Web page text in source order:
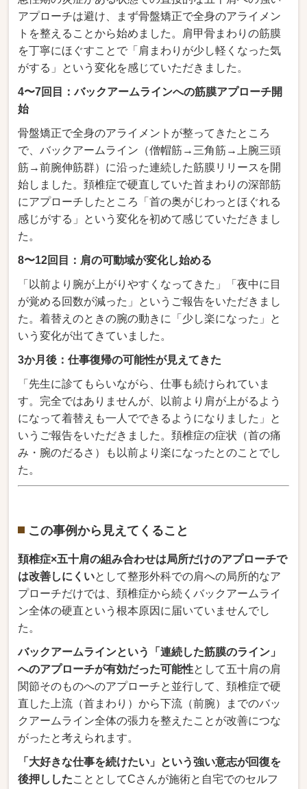
アプローチは避け、まず骨盤矯正で全身のアライメン
ト を整えることから始めま した。肩甲骨まわりの筋膜
を丁寧にほぐすことで 「肩まわりが少し軽 くなった気
がする」という変化を感じていただきました。
4〜7回目：バックアームラインへの筋膜アプローチ開
始
骨盤矯正で全身のアライメントが整って きたところ
で、バックアー ムライン（僧帽筋→三角筋→上腕三頭
筋→前腕伸筋群） に沿った連続した筋膜リリースを開
始しました。頚椎症で硬直していた首まわりの深部筋
にアプローチしたところ
「首の奥がじわっとほぐれる
感じがする」という変化を初めて感じていただきま し
た。
8〜12回目：肩の可動域が変化し始める
「以前より腕が上がりやすくなってきた」「夜中に 目
が覚める回数が減った」と いうご報告をいただきまし
た。着替えのときの腕の動きに「少し楽になった」と
いう変化が出てきていました。
3か月後：仕事復帰の可能性が見えてきた
「先生に診てもらいながら、仕事も続けられていま
す。 完全ではありませんが、以前より肩が上がるよう
になって着替えも一人ででき るようになりました」と
いうご報告をいただきました。頚椎症の症状 （首の痛
み・腕のだるさ）も以前よ り楽になったとのことでし
た。
この事例から見えてくること
頚椎症×五十肩の組み合わせは局所だけのアプローチで
は改善しにくいとして整形外科での肩への局所的なア
プローチだけでは、頚椎症から続くバックアームライ
ン全体の硬直という根本原因に 届いていませんでし
た。
バックアームラインという「連続した筋膜のライン」
へのアプローチが有効だった可能性として五十肩の肩
関節そのものへのアプローチと並行して、頚椎症で硬
直した上流（首まわり）から下流（前腕）までのバッ
クアームライン全体の張力 を整えたことが改善につな
がったと考えられます。
「大好きな仕事を続けたい」という強い意志が回復を
後押ししたこととしてCさ んが施術と自宅でのセルフ